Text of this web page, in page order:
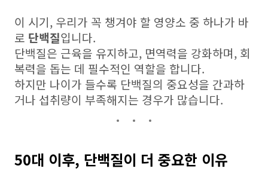
이 시기, 우리가 꼭 챙겨야 할 영양소 중 하나가 바
로 단백질입니다.
단백질은 근육을 유지하고, 면역력을 강화하며, 회
복력을 돕는 데 필수적인 역할을 합니다.
하지만 나이가 들수록 단백질의 중요성을 간과하
거나 섭취량이 부족해지는 경우가 많습니다.
50대 이후, 단백질이 더 중요한 이유